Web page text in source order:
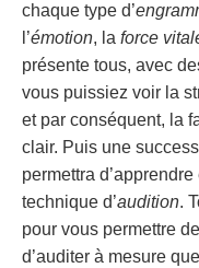
chaque type d’
l’émotion, la force
présente tous, avec
vous puissiez voir la
et par conséquent, la
clair. Puis une
permettra
technique d’audition.
pour vous permettre
d’auditer à mesure